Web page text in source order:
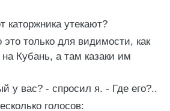
каторжника утекают?
это только для видимости, как
Кубань, а там казаки им
у вас? - спросил я. - Где его?..
голосов: